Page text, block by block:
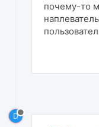
почему-то
D